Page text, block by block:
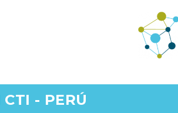
- PERÚ